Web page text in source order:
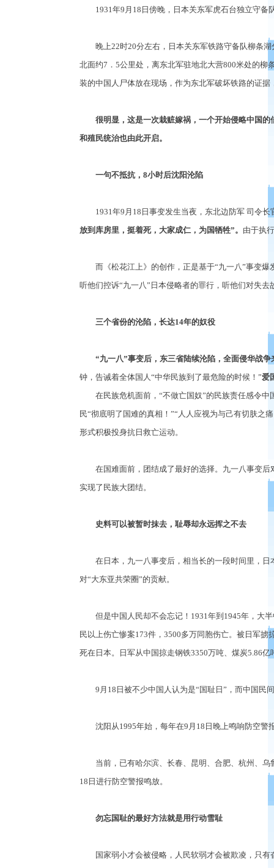
1931年9月18日傍晚，日本关东军虎石台独立守备
晚上22时20分左右，日本关东军铁路守备队柳条湖
北面约7．5公里处，离东北军驻地北大营800米处的
装的中国人尸体放在现场，作为东北军破坏铁路的证
很明显，这是一次栽赃嫁祸，一个开始侵略中国
和殖民统治也由此开启。
一句不抵抗，8小时后沈阳沦陷
1931年9月18日事变发生当夜，东北边防军 司令长
放到库房里，挺着死，大家成仁，为国牺牲”。 由于执
而《松花江上》的创作，正是基于“九一八”事变爆
听他们控诉“九一八”日本侵略者的罪行，听他们对失
三个省份的沦陷，长达14年的奴役
“九一八”事变后，东三省陆续沦陷，全面侵华战
钟，告诫着全体国人“中华民族到了最危险的时候！”爱
在民族危机面前，“不做亡国奴”的民族责任感令中
民“彻底明了国难的真相！”“人人应视为与己有切肤之
形式积极投身抗日救亡运动。
在国难面前，团结成了最好的选择。九一八事变后
实现了民族大团结。
史料可以被暂时抹去，耻辱却永远挥之不去
在日本，九一八事变后，相当长的一段时间里，日
对“大东亚共荣圈”的贡献。
但是中国人民却不会忘记！1931年到1945年，大半
民以上伤亡惨案173件，3500多万同胞伤亡。被日军
死在日本。日军从中国掠走钢铁3350万吨、煤炭5.86
9月18日被不少中国人认为是“国耻日”，而中国民
沈阳从1995年始，每年在9月18日晚上鸣响防空警
当前，已有哈尔滨、长春、昆明、合肥、杭州、乌
18日进行防空警报鸣放。
勿忘国耻的最好方法就是用行动雪耻
国家弱小才会被侵略，人民软弱才会被欺凌，只有